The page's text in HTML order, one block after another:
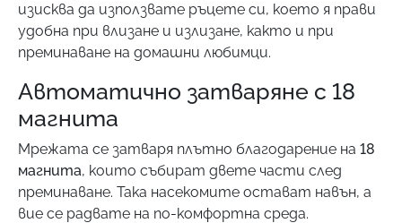
изисква да използвате ръцете си, което я прави
удобна при влизане и излизане, както и при
преминаване на домашни любимци.
Автоматично затваряне с 18
магнита
Мрежата се затваря плътно благодарение на 18
магнита, които събират двете части след
преминаване. Така насекомите остават навън, а
вие се радвате на по-комфортна среда.